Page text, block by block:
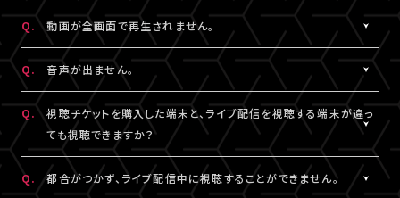
4.スペースが入っていませんか？
入力の際、前後にスペースが入っていないかご確認ください。不要
なスペースを入れると認証されませんので、ご注意ください。
5.キーボードのNum Lock（ナムロック）が押されていませんか？
ノートパソコンをご利用の方は、Num Lockキーが外れた状態で行
ってください。
い可能性がございます。推奨環境はこちらよりご確認ください。
スマートフォン、タブレットをご利用の場合、LINEやメール等のアプ
リ内ブラウジングではなく、指定のブラウザ（iPhone・iPadの場合
は「Safari」、Androidの場合は「Chrome」）で当サービスをご利
用ください。
3.全て半角英数で入力できていますか？
必ず半角数字でご入力ください。全角入力ではログインできませ
ん。
ただし各配信で別途案内があった場合はこれに限りません。
録画・撮影・録音を許可する案内のない配信でSNSや動画サイトな
どへの無断転載・共有を行った場合、法的責任に問われる場合が
ございます。
A.
リロード（再読み込み）をお試しいただき、視聴ページを更新してく
ださい。
※リロード（再読み込み）方法はご利用端末により異なります。
Q. 動画が全画面で再生されません。
A.
視聴画面の右下にある四角いボタンを押すと、全画面での表示に
切り替わります。 全画面での視聴中に同じボタンを押すと、元の画
面サイズに戻ります。
Q. 音声が出ません。
A.
視聴ページの動画配信プレイヤーがミュート（消音）になっていな
いかをご確認ください。
また、ご利用の端末がマナーモードになっていないか、音量設定が
小さくなっていないかをご確認ください。
Q.
視聴チケットを購入した端末と、ライブ配信を視聴する端末が違っ
ても視聴できますか？
A.
視聴チケットをご購入いただいた際と同じA!-ID（メールアドレス）・
パスワードでログインいただければ、端末が違ってもご視聴いただ
Q. 都合がつかず、ライブ配信中に視聴することができません。